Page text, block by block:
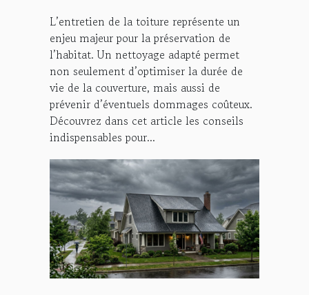
L’entretien de la toiture représente un
enjeu majeur pour la préservation de
l’habitat. Un nettoyage adapté permet
non seulement d’optimiser la durée de
vie de la couverture, mais aussi de
prévenir d’éventuels dommages coûteux.
Découvrez dans cet article les conseils
indispensables pour...